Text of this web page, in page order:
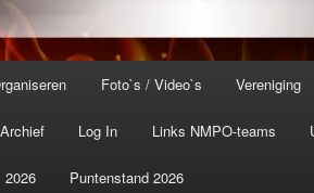
Foto`s / Video`s Vereniging
Archief Log In Links NMPO-teams
2026 Puntenstand 2026